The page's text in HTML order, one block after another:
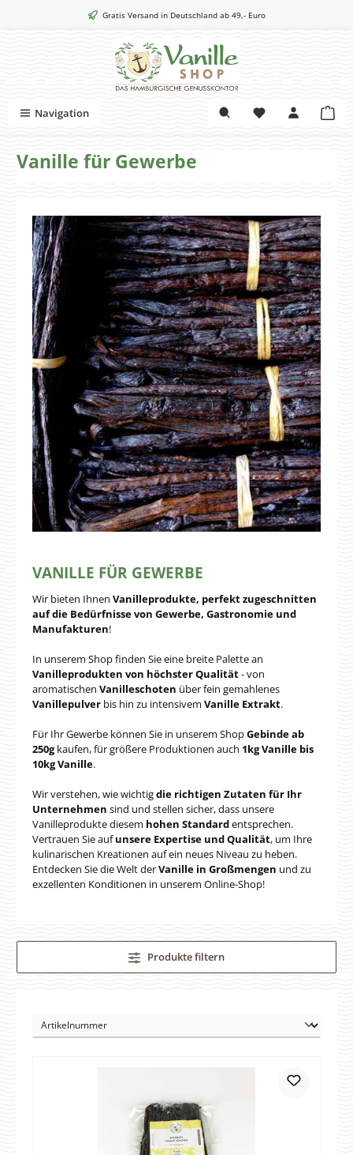
Zum Hauptinhalt springenGratis Versand in Deutschland ab 49,- Euro
Navigation
Vanille für Gewerbe
VANILLE FÜR GEWERBE
Wir bieten Ihnen Vanilleprodukte, perfekt zugeschnitten
auf die Bedürfnisse von Gewerbe, Gastronomie und
Manufakturen!
In unserem Shop finden Sie eine breite Palette an
Vanilleprodukten von höchster Qualität- von
aromatischen Vanilleschoten über fein gemahlenes
Vanillepulver bis hin zu intensivem Vanille Extrakt.
Für Ihr Gewerbe können Sie in unserem ShopGebinde ab
250gkaufen, für größere Produktionen auch 1kg Vanille bis
10kg Vanille.
Wir verstehen, wie wichtigdie richtigen Zutaten für Ihr
Unternehmen sind und stellen sicher, dass unsere
Vanilleprodukte diesem hohen Standardentsprechen.
Vertrauen Sie aufunsere Expertise und Qualität, um Ihre
kulinarischen Kreationen auf ein neues Niveau zu heben.
Entdecken Sie die Welt derVanille in Großmengen und zu
exzellenten Konditionen in unserem Online-Shop!
Produkte filtern